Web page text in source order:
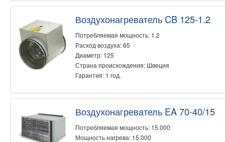
Воздухонагреватель CB 125-1.2
Потребляемая мощность: 1.2
Расход воздуха: 65
Диаметр: 125
Страна происхождения: Швеция
Гарантия: 1 год.
Воздухонагреватель EA 70-40/15
Потребляемая мощность: 15.000
Мощность нагрева: 15.000